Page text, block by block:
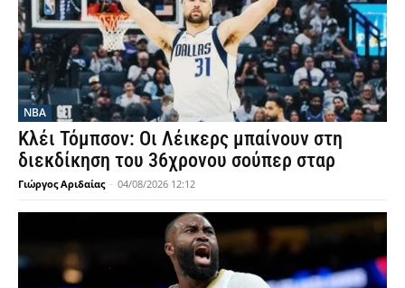
NBA
Κλέι Τόμπσον: Οι Λέικερς μπαίνουν στη
διεκδίκηση του 36χρονου σούπερ σταρ
Γιώργος Αριδαίας - 04/08/2026 12:12